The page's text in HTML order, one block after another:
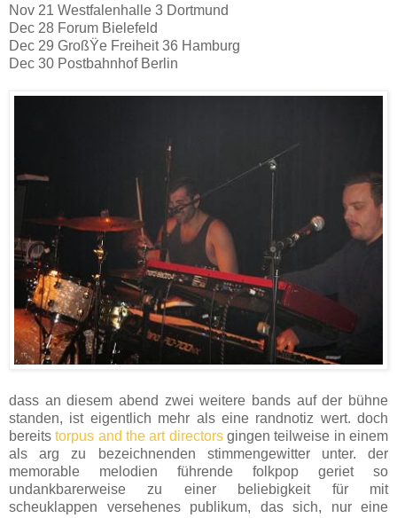
Nov 21 Westfalenhalle 3 Dortmund
Dec 28 Forum Bielefeld
Dec 29 GroßŸe Freiheit 36 Hamburg
Dec 30 Postbahnhof Berlin
dass an diesem abend zwei weitere bands auf der bühne
standen, ist eigentlich mehr als eine randnotiz wert. doch
bereitstorpus and the art directorsgingen teilweise in einem
als arg zu bezeichnenden stimmengewitter unter. der
memorable melodien führende folkpop geriet so
undankbarerweise zu einer beliebigkeit für mit
scheuklappen versehenes publikum, das sich, nur eine